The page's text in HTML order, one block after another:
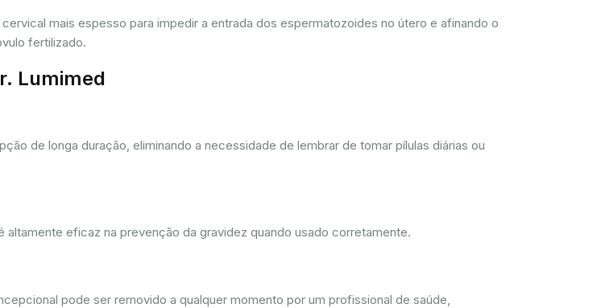
mais espesso para impedir a entrada dos espermatozoides no útero e afinando o
fertilizado.
Lumimed
de longa duração, eliminando a necessidade de lembrar de tomar pílulas diárias ou
eficaz na prevenção da gravidez quando usado corretamente.
pode ser removido a qualquer momento por um profissional de saúde,